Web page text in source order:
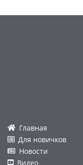
Главная
Для новичков
Новости
Видео